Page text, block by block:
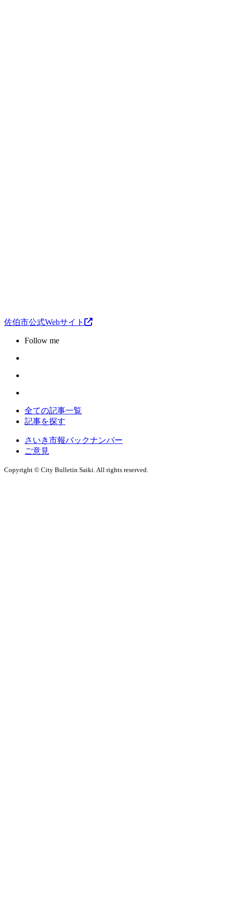
佐伯市公式Webサイト
Follow me
全ての記事一覧
記事を探す
さいき市報バックナンバー
ご意見
Copyright © City Bulletin Saiki. All rights reserved.